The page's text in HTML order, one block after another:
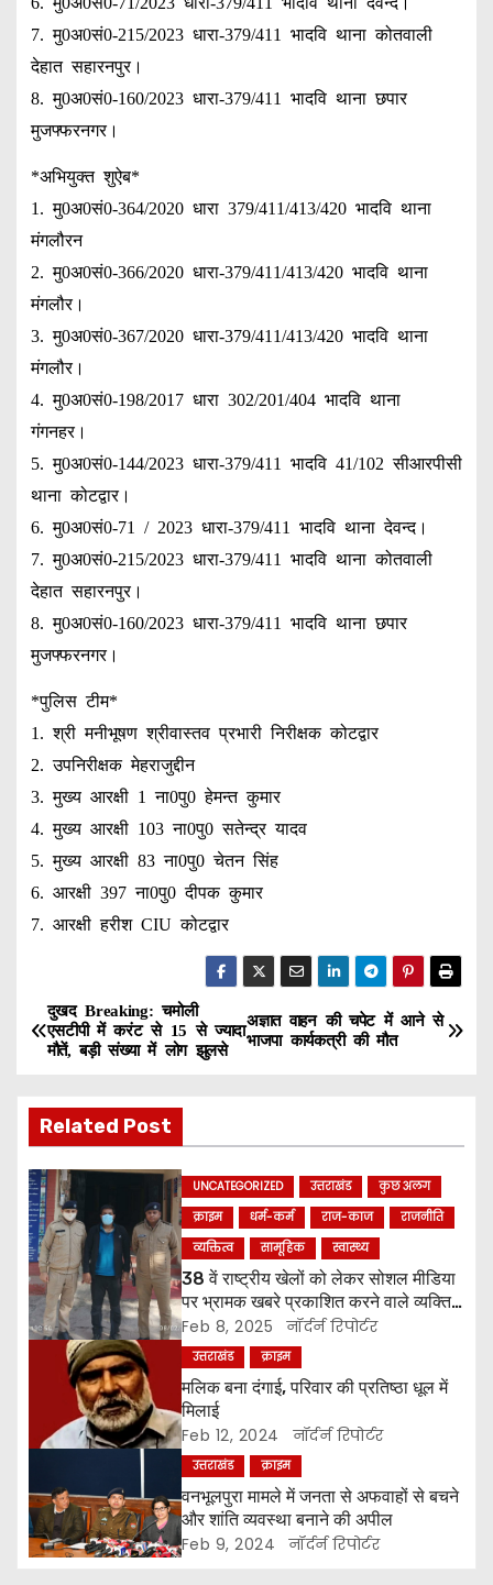
7. मु0अ0सं0-215/2023 धारा-379/411 भादवि थाना कोतवाली
देहात सहारनपुर।
8. मु0अ0सं0-160/2023 धारा-379/411 भादवि थाना छपार
मुजफ्फरनगर।
*अभियुक्त शुऐब*
1. मु0अ0सं0-364/2020 धारा 379/411/413/420 भादवि थाना
मंगलौरन
2. मु0अ0सं0-366/2020 धारा-379/411/413/420 भादवि थाना
मंगलौर।
3. मु0अ0सं0-367/2020 धारा-379/411/413/420 भादवि थाना
मंगलौर।
4. मु0अ0सं0-198/2017 धारा 302/201/404 भादवि थाना
गंगनहर।
5. मु0अ0सं0-144/2023 धारा-379/411 भादवि 41/102 सीआरपीसी
थाना कोटद्वार।
6. मु0अ0सं0-71 / 2023 धारा-379/411 भादवि थाना देवन्द।
7. मु0अ0सं0-215/2023 धारा-379/411 भादवि थाना कोतवाली
देहात सहारनपुर।
8. मु0अ0सं0-160/2023 धारा-379/411 भादवि थाना छपार
मुजफ्फरनगर।
*पुलिस टीम*
1. श्री मनीभूषण श्रीवास्तव प्रभारी निरीक्षक कोटद्वार
2. उपनिरीक्षक मेहराजुद्दीन
3. मुख्य आरक्षी 1 ना0पु0 हेमन्त कुमार
4. मुख्य आरक्षी 103 ना0पु0 सतेन्द्र यादव
5. मुख्य आरक्षी 83 ना0पु0 चेतन सिंह
6. आरक्षी 397 ना0पु0 दीपक कुमार
7. आरक्षी हरीश CIU कोटद्वार
P
s
t
n
a
v
i
a
t
i
अज्ञात वाहन की चपेट में आने से
भाजपा कार्यकत्री की मौत
दुखद Breaking: चमोली
एसटीपी में करंट से 15 से ज्यादा
मौतें, बड़ी संख्या में लोग झुलसे
Related Post
UNCATEGORIZED उत्तराखंड
कुछ अलग
क्राइम
धर्म-कर्म राज-काज
राजनीति
व्यक्तित्व
सामूहिक स्वास्थ्य
38 वें राष्ट्रीय खेलों को लेकर सोशल मीडिया
पर भ्रामक खबरे प्रकाशित करने वाले व्यक्ति
को किया पुलिस ने गिरफ्तार ।
Feb 8, 2025 नॉर्दर्न रिपोर्टर
उत्तराखंड क्राइम
मलिक बना दंगाई, परिवार की प्रतिष्ठा धूल में
मिलाई
Feb 12, 2024 नॉर्दर्न रिपोर्टर
उत्तराखंड क्राइम
वनभूलपुरा मामले में जनता से अफवाहों से बचने
और शांति व्यवस्था बनाने की अपील
Feb 9, 2024 नॉर्दर्न रिपोर्टर